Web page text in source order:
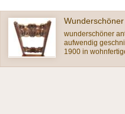
wunderschöner
aufwendig
1900 in